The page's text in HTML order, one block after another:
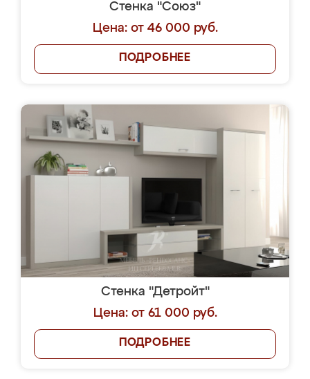
Стенка "Союз"
Цена: от 46 000 руб.
ПОДРОБНЕЕ
Стенка "Детройт"
Цена: от 61 000 руб.
ПОДРОБНЕЕ